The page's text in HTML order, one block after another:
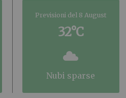
Previsioni del 8 August
32°C
nubi sparse